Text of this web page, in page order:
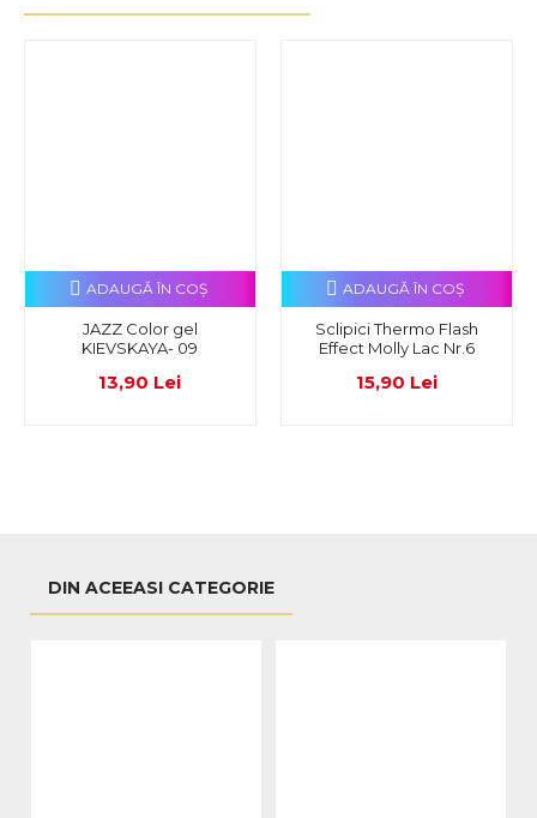
JAZZ Color gel
KIEVSKAYA- 09
13,90 Lei
ADAUGĂ ÎN COŞ
Sclipici Thermo Flash
Effect Molly Lac Nr.6
15,90 Lei
ADAUGĂ ÎN COŞ
DIN ACEEASI CATEGORIE